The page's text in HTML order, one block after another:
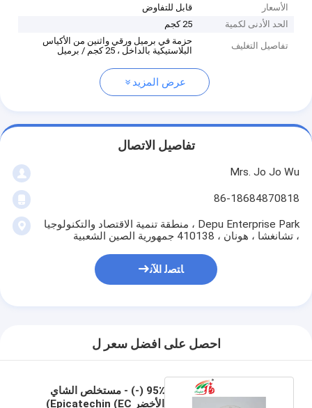
الأسعار
قابل للتفاوض
الحد الأدنى لكمية
25 كجم
تفاصيل التغليف
حزمة في برميل ورقي واثنين من الأكياس
البلاستيكية بالداخل ، 25 كجم / برميل
عرض المزيد
تفاصيل الاتصال
Mrs. Jo Jo Wu
86-18684870818
Depu Enterprise Park ، منطقة تنمية الاقتصاد والتكنولوجيا
، تشانغشا ، هونان ، 410138 جمهورية الصين الشعبية
ﺎﺘﺼﻟ ﺍﻶﻧ
احصل على افضل سعر ل
95٪ (-) - مستخلص الشاي
الأخضر Epicatechin (EC)